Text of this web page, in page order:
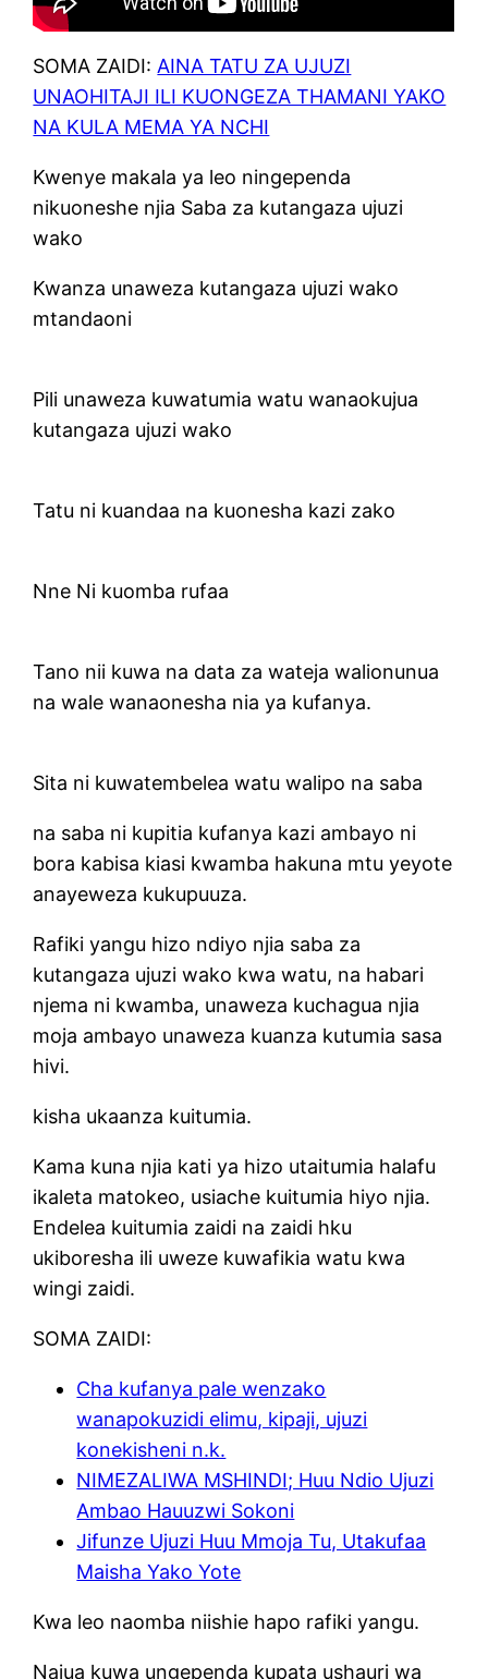
SOMA ZAIDI: AINA TATU ZA UJUZI
UNAOHITAJI ILI KUONGEZA THAMANI YAKO
NA KULA MEMA YA NCHI
Kwenye makala ya leo ningependa
nikuoneshe njia Saba za kutangaza ujuzi
wako
Kwanza unaweza kutangaza ujuzi wako
mtandaoni
Pili unaweza kuwatumia watu wanaokujua
kutangaza ujuzi wako
Tatu ni kuandaa na kuonesha kazi zako
Nne Ni kuomba rufaa
Tano nii kuwa na data za wateja walionunua
na wale wanaonesha nia ya kufanya.
Sita ni kuwatembelea watu walipo na saba
na saba ni kupitia kufanya kazi ambayo ni
bora kabisa kiasi kwamba hakuna mtu yeyote
anayeweza kukupuuza.
Rafiki yangu hizo ndiyo njia saba za
kutangaza ujuzi wako kwa watu, na habari
njema ni kwamba, unaweza kuchagua njia
moja ambayo unaweza kuanza kutumia sasa
hivi.
kisha ukaanza kuitumia.
Kama kuna njia kati ya hizo utaitumia halafu
ikaleta matokeo, usiache kuitumia hiyo njia.
Endelea kuitumia zaidi na zaidi hku
ukiboresha ili uweze kuwafikia watu kwa
wingi zaidi.
SOMA ZAIDI:
Cha kufanya pale wenzako
wanapokuzidi elimu, kipaji, ujuzi
konekisheni n.k.
NIMEZALIWA MSHINDI; Huu Ndio Ujuzi
Ambao Hauuzwi Sokoni
Jifunze Ujuzi Huu Mmoja Tu, Utakufaa
Maisha Yako Yote
Kwa leo naomba niishie hapo rafiki yangu.
Najua kuwa ungependa kupata ushauri wa